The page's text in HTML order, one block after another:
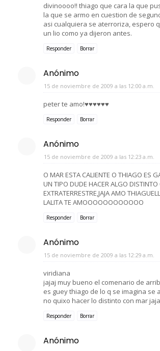
divinoooo!! thiago que cara la que
la que se armo en cuestion de
asi cualquiera se aterroriza, espero
un lio como ya dijeron antes.
Responder Borrar
Anónimo
15 de noviembre de 2009 a las 12:00 a.m.
peter te amo!♥♥♥♥♥♥
Responder Borrar
Anónimo
15 de noviembre de 2009 a las 12:23 a.m.
O MAR ESTA CALIENTE O THIAGO ES
UN TIPO DUDE HACER ALGO DISTINTO
EXTRATERRESTRE,JAJA AMO
LALITA TE AMOOOOOOOOOOOO
Responder Borrar
Anónimo
15 de noviembre de 2009 a las 12:29 a.m.
viridiana
jajaj muy bueno el comenario de
es guey thiago de lo q se imagina se
no quixo hacer lo distinto con mar
Responder Borrar
Anónimo